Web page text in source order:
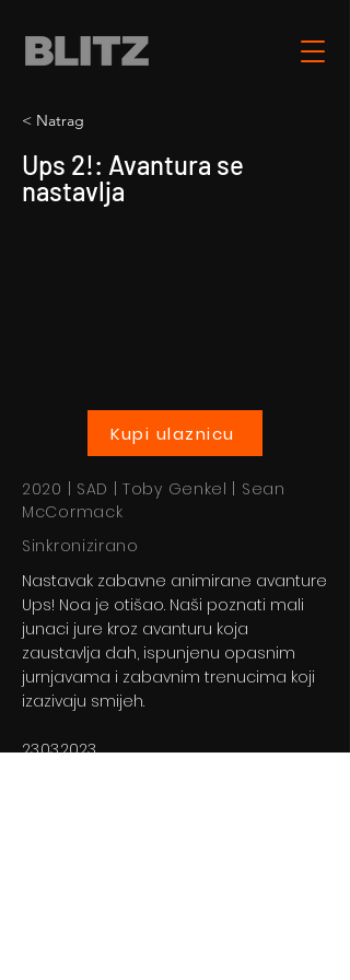
< Natrag
Ups 2!: Avantura se
nastavlja
Kupi ulaznicu
2020 | SAD | Toby Genkel | Sean
McCormack
Sinkronizirano
Nastavak zabavne animirane avanture
Ups! Noa je otišao. Naši poznati mali
junaci jure kroz avanturu koja
zaustavlja dah, ispunjenu opasnim
jurnjavama i zabavnim trenucima koji
izazivaju smijeh.
23.03.2023